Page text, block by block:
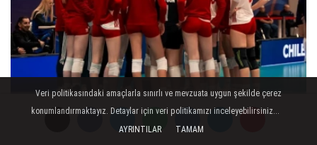
U17 Kız Milli Takımımız, ABD'ye 3-0
Veri politikasındaki amaçlarla sınırlı ve mevzuata uygun şekilde çerez
konumlandırmaktayız. Detaylar için veri politikamızı inceleyebilirsiniz...
AYRINTILAR
TAMAM